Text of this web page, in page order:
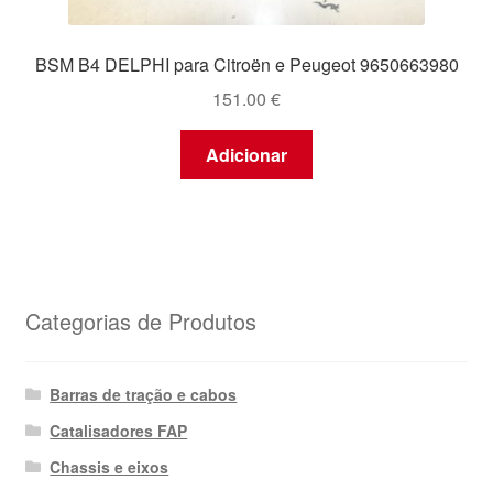
BSM B4 DELPHI para Citroën e Peugeot 9650663980
151.00 €
Adicionar
Categorias de Produtos
Barras de tração e cabos
Catalisadores FAP
Chassis e eixos